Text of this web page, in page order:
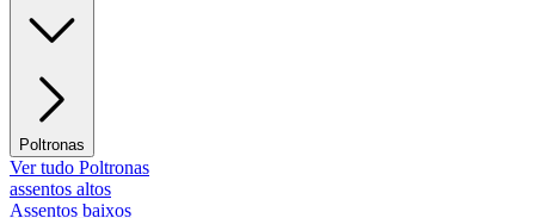
Poltronas
Ver tudo Poltronas
assentos altos
Assentos baixos